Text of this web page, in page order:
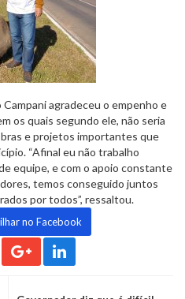
agradeceu o empenho e
os quais segundo ele, não seria
e projetos importantes que
“Afinal eu não trabalho
equipe, e com o apoio constante
temos conseguido juntos
por todos”, ressaltou.
no Facebook